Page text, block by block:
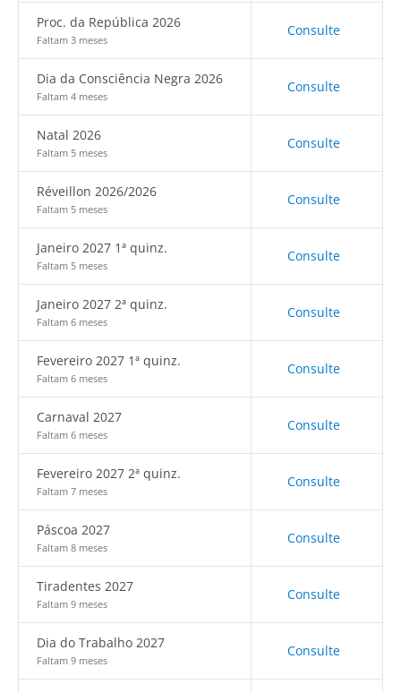
Proc. da República 2026
Faltam 3 meses
Consulte
Dia da Consciência Negra 2026
Faltam 4 meses
Consulte
Natal 2026
Faltam 5 meses
Consulte
Réveillon 2026/2026
Faltam 5 meses
Consulte
Janeiro 2027 1ª quinz.
Faltam 5 meses
Consulte
Janeiro 2027 2ª quinz.
Faltam 6 meses
Consulte
Fevereiro 2027 1ª quinz.
Faltam 6 meses
Consulte
Carnaval 2027
Faltam 6 meses
Consulte
Fevereiro 2027 2ª quinz.
Faltam 7 meses
Consulte
Páscoa 2027
Faltam 8 meses
Consulte
Tiradentes 2027
Faltam 9 meses
Consulte
Dia do Trabalho 2027
Faltam 9 meses
Consulte